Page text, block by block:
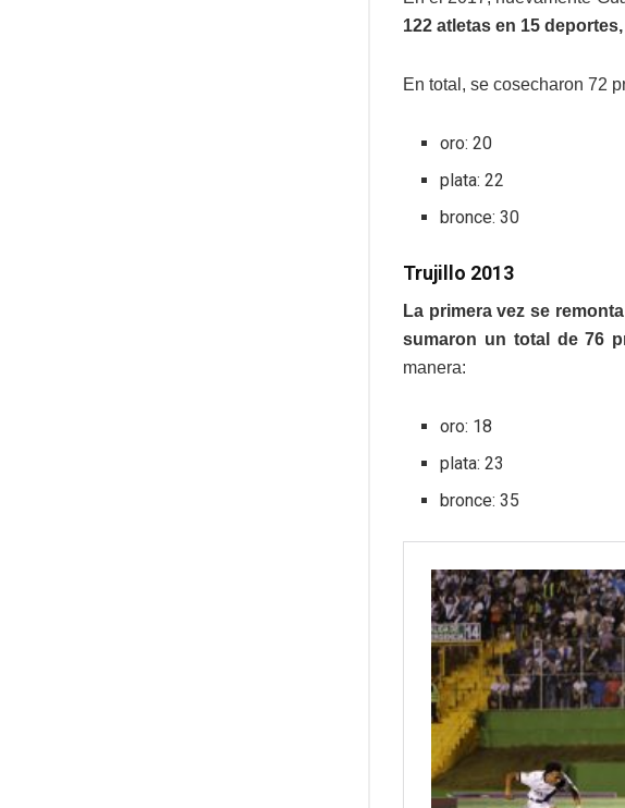
122 atletas en 15 deportes,
En total, se cosecharon 72
oro: 20
plata: 22
bronce: 30
Trujillo 2013
La primera vez se
sumaron un total de 76
manera:
oro: 18
plata: 23
bronce: 35